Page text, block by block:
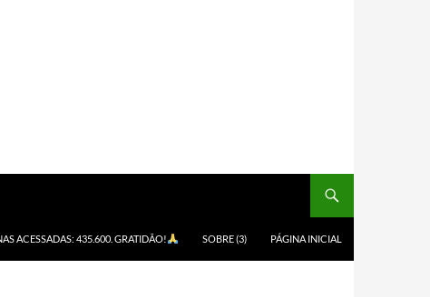
ACESSADAS: 435.600. GRATIDÃO! SOBRE (3) PÁGINA INICIAL